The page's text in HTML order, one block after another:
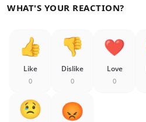
WHAT'S YOUR REACTION?
Like
0
Dislike
0
Love
0